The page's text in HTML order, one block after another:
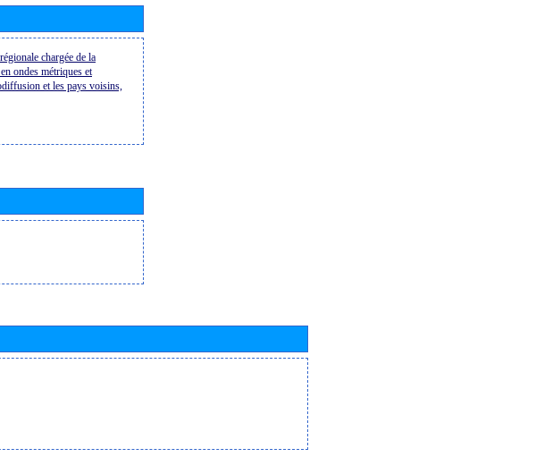
chargée de la
ondes métriques et
et les pays voisins,